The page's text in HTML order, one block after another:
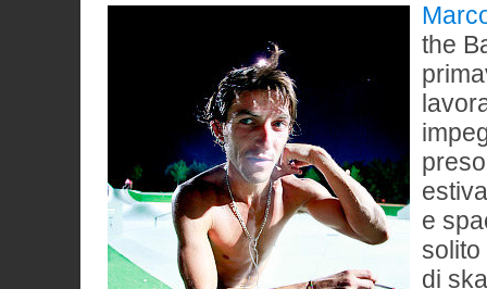
the
e
di